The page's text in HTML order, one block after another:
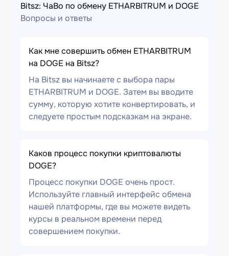
Bitsz: ЧаВо по обмену ETHARBITRUM и DOGE
Вопросы и ответы
Как мне совершить обмен ETHARBITRUM
на DOGE на Bitsz?
На Bitsz вы начинаете с выбора пары
ETHARBITRUM и DOGE. Затем вы вводите
сумму, которую хотите конвертировать, и
следуете простым подсказкам на экране.
Каков процесс покупки криптовалюты
DOGE?
Процесс покупки DOGE очень прост.
Используйте главный интерфейс обмена
нашей платформы, где вы можете видеть
курсы в реальном времени перед
совершением покупки.